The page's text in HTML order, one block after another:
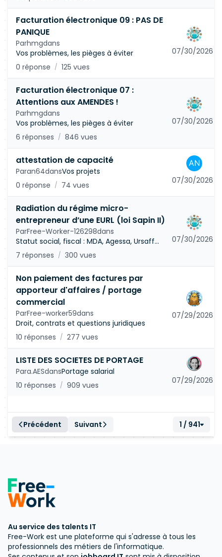
Facturation électronique 09 : PAS DE
PANIQUE
Parhmgdans
Vos problèmes, les pièges à éviter
0 réponse / 125 vues
07/30/2026
Facturation électronique 07 :
Attentions aux AMENDES !
Parhmgdans
Vos problèmes, les pièges à éviter
6 réponses / 846 vues
07/30/2026
attestation de capacité
Paran64dansVos projets
0 réponse / 74 vues 07/30/2026
Radiation du régime micro-
entrepreneur d’une EURL (loi Sapin II)
ParFree-Worker-126298dans
Statut social, fiscal : MDA, Agessa, Ursaff...
7 réponses / 300 vues
07/30/2026
Non paiement des factures par
apporteur d'affaires / portage
commercial
ParFree-worker59dans
Droit, contrats et questions juridiques
10 réponses / 277 vues
07/29/2026
LISTE DES SOCIETES DE PORTAGE
Para.AESdansPortage salarial
10 réponses / 909 vues 07/29/2026
Précédent Suivant 1 / 941
Au service des talents IT
Free-Work est une plateforme qui s'adresse à tous les
professionnels des métiers de l'informatique.